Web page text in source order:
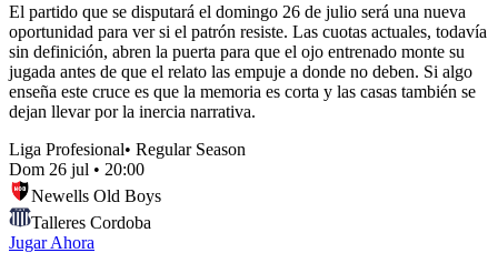
El partido que se disputará el domingo 26 de julio será una nueva
oportunidad para ver si el patrón resiste. Las cuotas actuales, todavía
sin definición, abren la puerta para que el ojo entrenado monte su
jugada antes de que el relato las empuje a donde no deben. Si algo
enseña este cruce es que la memoria es corta y las casas también se
dejan llevar por la inercia narrativa.
Liga Profesional• Regular Season
Dom 26 jul • 20:00
Newells Old Boys
Talleres Cordoba
Jugar Ahora